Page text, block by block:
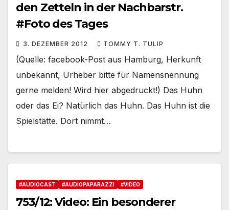
den Zetteln in der Nachbarstr.
#Foto des Tages
3. DEZEMBER 2012 TOMMY T. TULIP
(Quelle: facebook-Post aus Hamburg, Herkunft
unbekannt, Urheber bitte für Namensnennung
gerne melden! Wird hier abgedruckt!) Das Huhn
oder das Ei? Natürlich das Huhn. Das Huhn ist die
Spielstätte. Dort nimmt…
#AUDIOCAST #AUDIOPAPARAZZI #VIDEO
753/12: Video: Ein besonderer